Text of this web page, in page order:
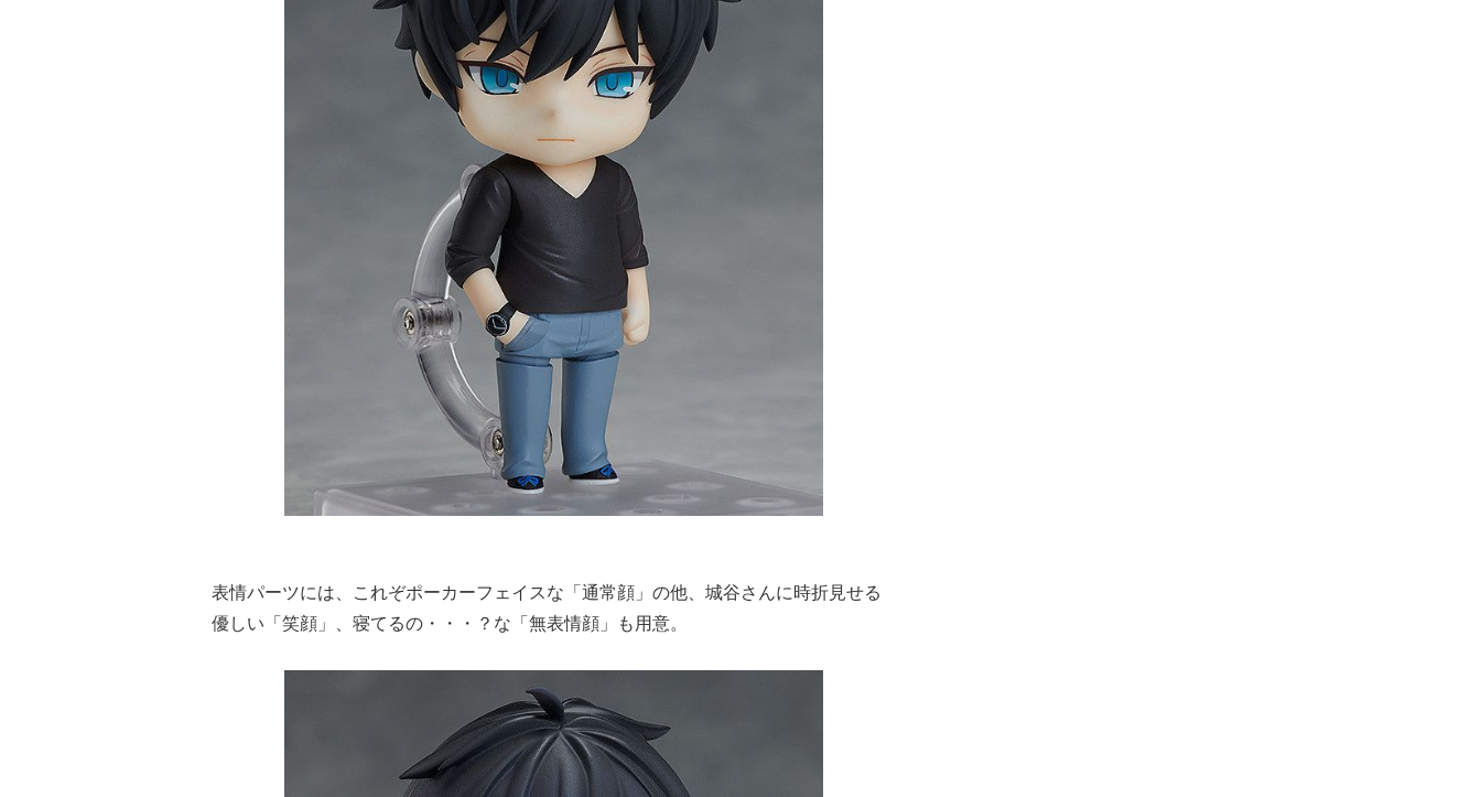
表情パーツには、これぞポーカーフェイスな「通常顔」の他、城谷さんに時折見せる
優しい「笑顔」、寝てるの・・・？な「無表情顔」も用意。